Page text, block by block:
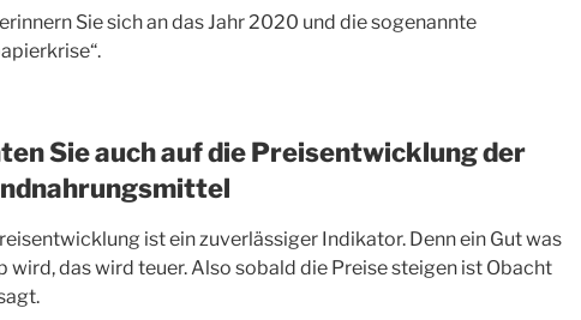
Sie sich an das Jahr 2020 und die sogenannte
Sie auch auf die Preisentwicklung der
ist ein zuverlässiger Indikator. Denn ein Gut was
wird, das wird teuer. Also sobald die Preise steigen ist Obacht